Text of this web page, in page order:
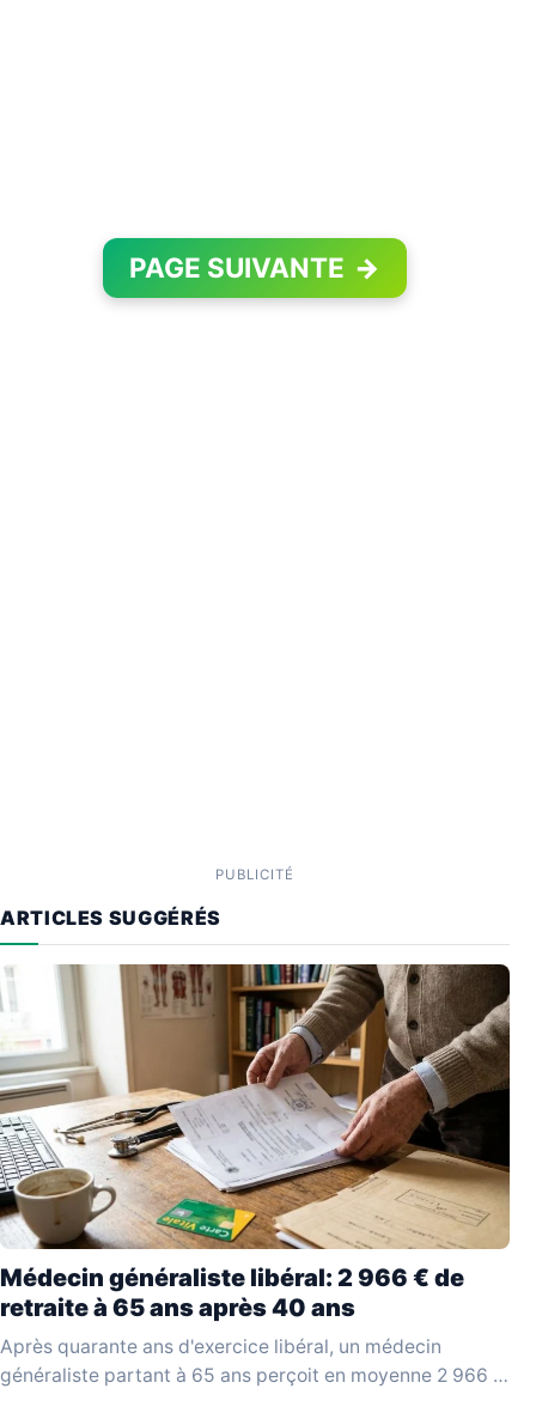
PAGE SUIVANTE →
PUBLICITÉ
ARTICLES SUGGÉRÉS
Médecin généraliste libéral: 2 966 € de
retraite à 65 ans après 40 ans
Après quarante ans d'exercice libéral, un médecin
généraliste partant à 65 ans perçoit en moyenne 2 966 €